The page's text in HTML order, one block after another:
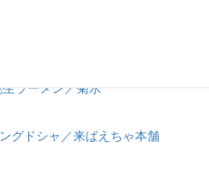
ラーメン／菊水
グドシャ／来ばえちゃ本舗